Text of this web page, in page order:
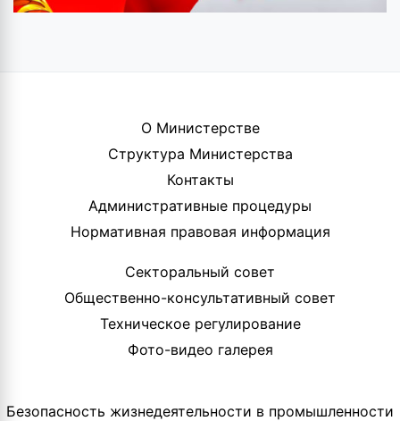
О Министерстве
Структура Министерства
Контакты
Административные процедуры
Нормативная правовая информация
Секторальный совет
Общественно-консультативный совет
Техническое регулирование
Фото-видео галерея
Безопасность жизнедеятельности в промышленности